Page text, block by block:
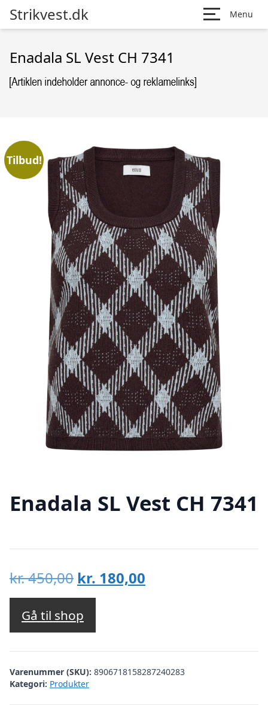
Strikvest.dk Menu
Enadala SL Vest CH 7341
Tilbud!
Enadala SL Vest CH 7341
kr.450,00 Den
oprindelige
pris
var:
kr. 450,00.
kr. 180,00
kr. 180,00.
Gå til shop
Varenummer (SKU): 8906718158287240283
Kategori: Produkter